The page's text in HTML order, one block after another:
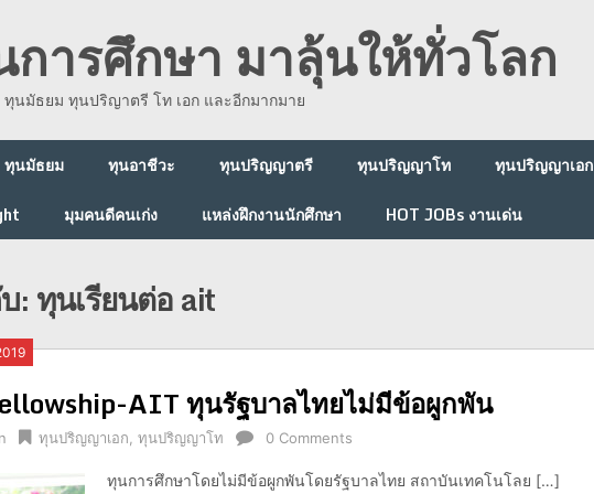
ารศึกษา มาลุ้นให้ทั่วโลก
นมัธยม ทุนปริญาตรี โท เอก และอีกมากมาย
ทุนมัธยม ทุนอาชีวะ ทุนปริญญาตรี ทุนปริญญาโท ทุนปริญญาเอก
มุมคนดีคนเก่ง แหล่งฝึกงานนักศึกษา HOT JOBs งานเด่น
:ทุนเรียนต่อ ait
AIT ทุนรัฐบาลไทยไม่มีข้อผูกพัน
ทุนปริญญาเอก ทุนปริญญาโท 0 Comments
ทุนการศึกษาโดยไม่มีข้อผูกพันโดยรัฐบาลไทย สถาบันเทคโนโลย […]